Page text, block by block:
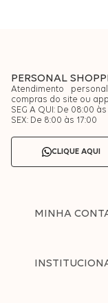
PERSONAL
Atendimento
compras do site ou
SEG A QUI: De 08:00 às
SEX: De 8:00 às 17:00
CLIQUE AQUI
MINHA